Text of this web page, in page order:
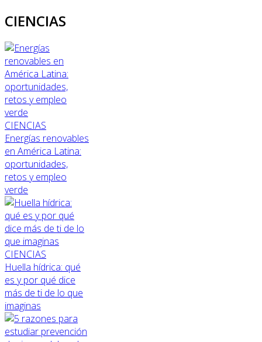
CIENCIAS
CIENCIAS
Energías renovables
en América Latina:
oportunidades,
retos y empleo
verde
CIENCIAS
Huella hídrica: qué
es y por qué dice
más de ti de lo que
imaginas